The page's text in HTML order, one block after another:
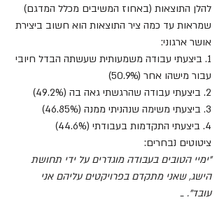
להלן התוצאות (באחוז המשיבים מכלל המדגם)
שמראות עד כמה ציר התוצאות הוא חשוב ביצירת
אושר ארגוני:
1. ביצעתי עבודה משמעותית שעשתה הבדל חיובי
עבור מישהו אחר (50.9%)
2. ביצעתי עבודה שהרגשתי גאה בה (49.2%)
3. ביצעתי משימה שנהניתי ממנה (46.85%)
4. ביצעתי התקדמות בעבודתי (44.6%)
ציטוטים נבחרים:
"ימיי הטובים בעבודה מוגדרים על ידי תחושת
הישג, שאני מתקדם בפרויקטים עליהם אני
עובד". _